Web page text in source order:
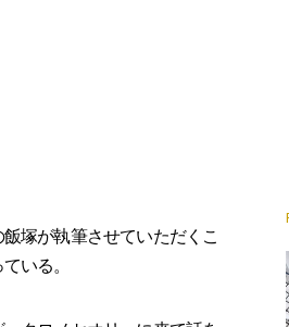
塚が執筆させていただくこ
いる。